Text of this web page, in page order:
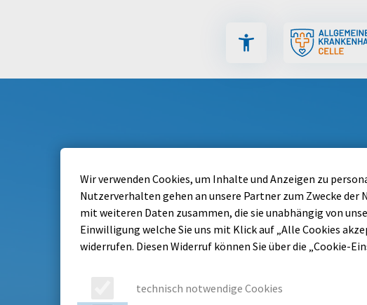
Menü für barrierefreie
Wir verwenden Cookies, um Inhalte und Anzeigen zu
Nutzerverhalten gehen an unsere Partner zum Zwecke
mit weiteren Daten zusammen, die sie unabhängig von
Einwilligung welche Sie uns mit Klick auf „Alle Cookies
widerrufen. Diesen Widerruf können Sie über die „Cookie-
technisch notwendige Cookies